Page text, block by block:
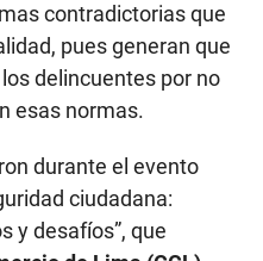
contradictorias que
pues generan que
delincuentes por no
esas normas.
durante el evento
ciudadana:
y desafíos”, que